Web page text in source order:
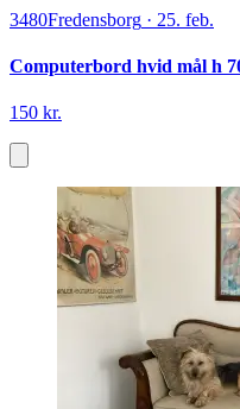
3480Fredensborg · 25. feb.
Computerbord hvid mål h
150 kr.